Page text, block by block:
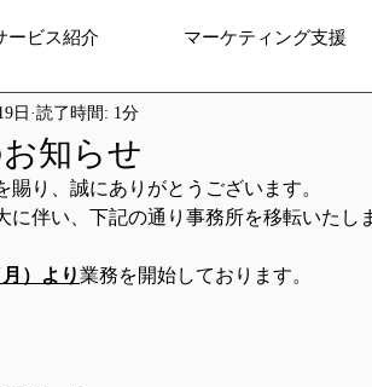
ービス紹介 マーケティング支援
知らせ
日 読了時間: 1分
り、誠にありがとうございます。
に伴い、下記の通り事務所を移転いたし
）より業務を開始しております。